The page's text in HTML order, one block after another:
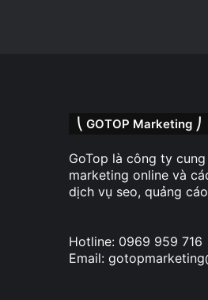
⎝ GOTOP Marketing ⎠
GoTop là công ty
marketing online và
dịch vụ seo, quảng
Hotline: 0969 959 716
Email: